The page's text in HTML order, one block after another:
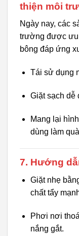
thiện môi
Ngày nay, các
trường được ưu
bông đáp ứng
Tái sử dụng
Giặt sạch dễ
Mang lại
dùng làm
7. Hướng
Giặt nhẹ
chất tẩy
Phơi nơi
nắng gắt.